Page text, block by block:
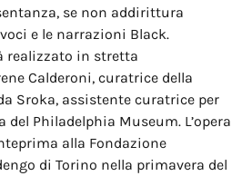
se non addirittura
e le narrazioni Black.
realizzato in stretta
Calderoni, curatrice della
Sroka, assistente curatrice per
del Philadelphia Museum. L’opera
alla Fondazione
di Torino nella primavera del